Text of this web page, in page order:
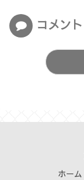
コメント
ホーム